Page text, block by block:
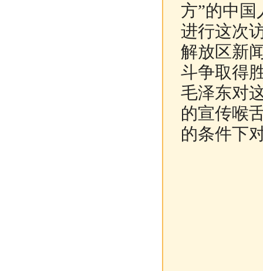
方”的中
进行这次
解放区新
斗争取得
毛泽东对
的宣传喉
的条件下